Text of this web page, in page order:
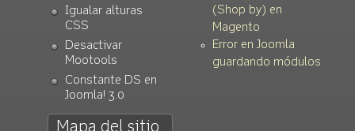
Igualar alturas
CSS
Desactivar
Mootools
Constante DS en
Joomla! 3.0
Mapa del sitio
(Shop by) en
Magento
Error en Joomla
guardando módulos